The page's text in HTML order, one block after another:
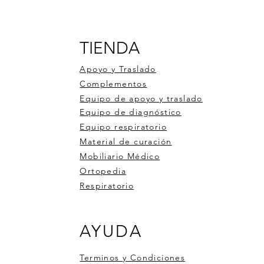
Precio
$6,246.00
pluma
compresa de gel
TIENDA
Apoyo y Traslado
Complementos
Equipo de apoyo y traslado
Equipo de diagnóstico
Equipo respiratorio
Material de curación
Mobiliario Médico
Ortopedia
Respiratorio
AYUDA
Terminos y Condiciones